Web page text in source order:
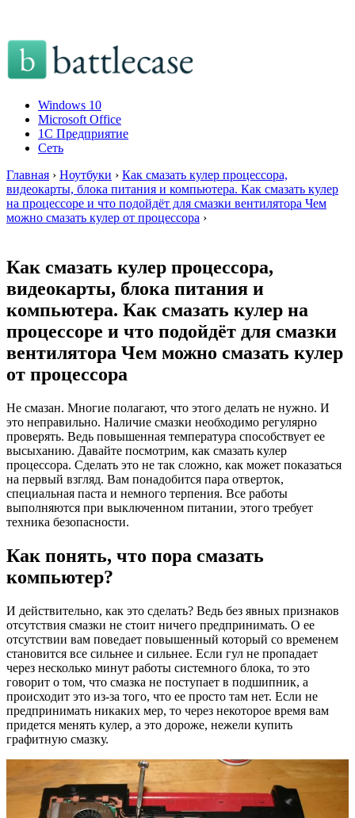
Windows 10
Microsoft Office
1C Предприятие
Сеть
Главная › Ноутбуки › Как смазать кулер процессора,
видеокарты, блока питания и компьютера. Как смазать кулер
на процессоре и что подойдёт для смазки вентилятора Чем
можно смазать кулер от процессора ›
Как смазать кулер процессора,
видеокарты, блока питания и
компьютера. Как смазать кулер на
процессоре и что подойдёт для смазки
вентилятора Чем можно смазать кулер
от процессора
Не смазан. Многие полагают, что этого делать не нужно. И
это неправильно. Наличие смазки необходимо регулярно
проверять. Ведь повышенная температура способствует ее
высыханию. Давайте посмотрим, как смазать кулер
процессора. Сделать это не так сложно, как может показаться
на первый взгляд. Вам понадобится пара отверток,
специальная паста и немного терпения. Все работы
выполняются при выключенном питании, этого требует
техника безопасности.
Как понять, что пора смазать
компьютер?
И действительно, как это сделать? Ведь без явных признаков
отсутствия смазки не стоит ничего предпринимать. О ее
отсутствии вам поведает повышенный который со временем
становится все сильнее и сильнее. Если гул не пропадает
через несколько минут работы системного блока, то это
говорит о том, что смазка не поступает в подшипник, а
происходит это из-за того, что ее просто там нет. Если не
предпринимать никаких мер, то через некоторое время вам
придется менять кулер, а это дороже, нежели купить
графитную смазку.